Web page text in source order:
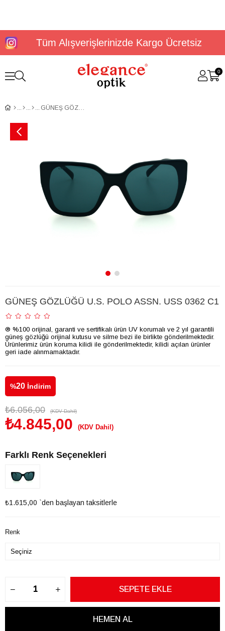
Tüm Alışverişlerinizde Kargo Ücretsiz
0
GÜNEŞ GÖZLÜĞÜ U.S. POLO ASSN. USS 0362 C1
GÜNEŞ GÖZLÜĞÜ U.S. POLO ASSN. USS 0362 C1
® %100 orijinal, garanti ve sertifikalı ürün UV korumalı ve 2 yıl garantili
güneş gözlüğü orijinal kutusu ve silme bezi ile birlikte gönderilmektedir.
Ürünlerimiz ürün koruma kilidi ile gönderilmektedir, kilidi açılan ürünler
geri iade alınmamaktadır.
%20 İndirim
₺6.056,00 (KDV Dahil)
₺4.845,00 (KDV Dahil)
Farklı Renk Seçenekleri
₺1.615,00 `den başlayan taksitlerle
Renk